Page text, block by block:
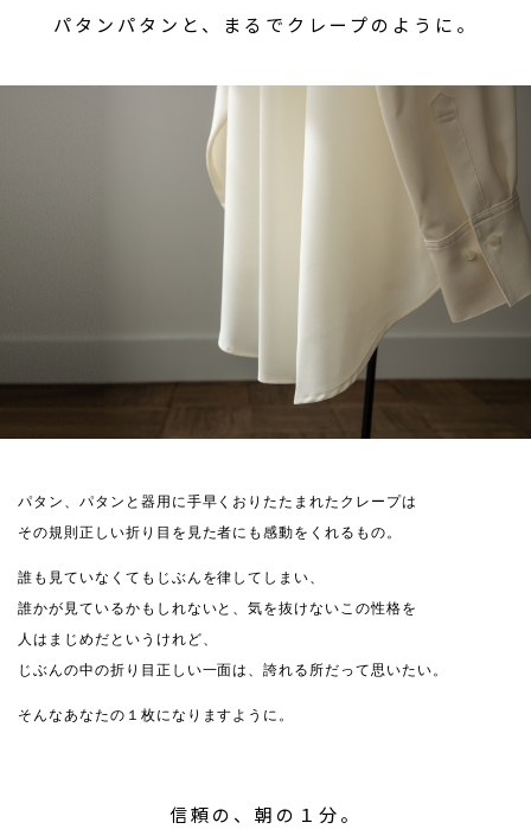
パタンパタンと、まるでクレープのように。
パタン、パタンと器用に手早くおりたたまれたクレープは
その規則正しい折り目を見た者にも感動をくれるもの。
誰も見ていなくてもじぶんを律してしまい、
誰かが見ているかもしれないと、気を抜けないこの性格を
人はまじめだというけれど、
じぶんの中の折り目正しい一面は、誇れる所だって思いたい。
そんなあなたの１枚になりますように。
信頼の、朝の１分。